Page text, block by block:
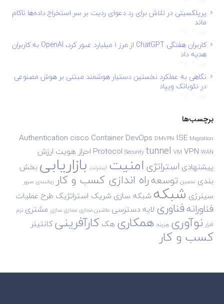
پرپلکسیتی در تلاش برای رد دعوای ردیت بر سر استخراج داده‌ها ناکام
ماند
کاربران هفتگی ChatGPT از مرز ۱ میلیارد عبور کرد، OpenAI به کاربران
هدیه داد
نگاهی به عملکرد نخستین دستیار هوشمند مبتنی بر هوش مصنوعی
در نئوبانک ویپاد
برچسب‌ها
Authentication cisco ContainerDevOps DMVPN ISE Migration
Protocol Security tunnel VM VPN WAN احراز هویت ارزش
پیشنهادی استراتژی امنیت اینترنت بازاریابیبخش
بندی تخمین توسعهراه اندازی کسب و کار زمانبندی سرور
سینرژی شبکه شبکه سازی شریک استراتژیک طرح عملیات
فناورانهفناوری لایه دسترسی ماشین مجازی مجازی سازی مشتری نرم
افزار نوآوری هزینه همکاری هککارآفرینیکانتینر
کسب و کار